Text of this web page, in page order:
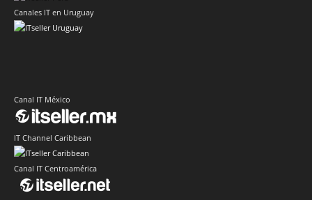
Canales IT en Uruguay
Canal IT México
IT Channel Caribbean
Canal IT Centroamérica